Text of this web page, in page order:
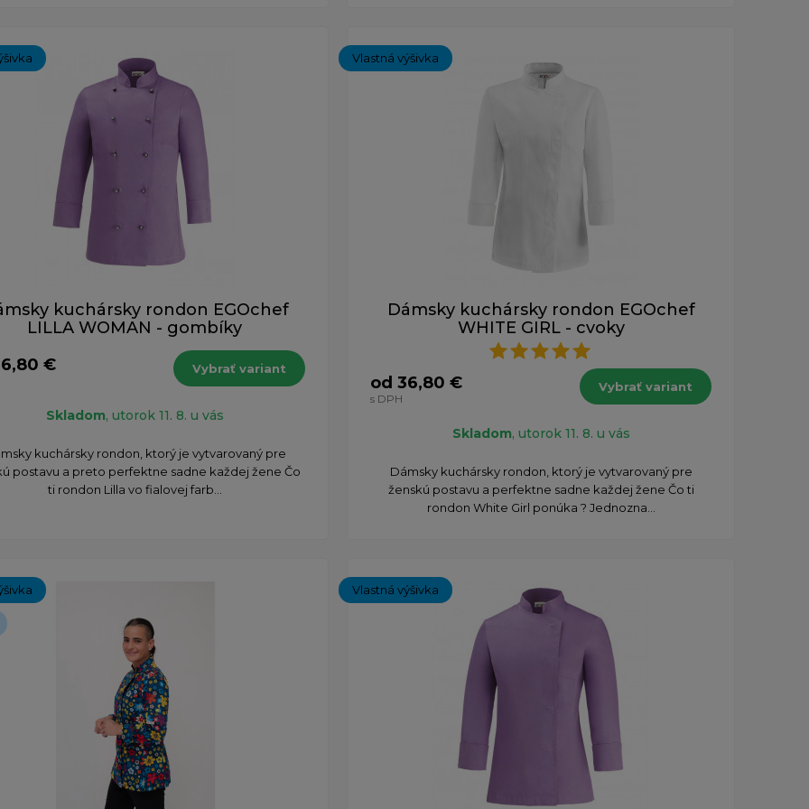
kuchársky rondon EGOchef
LILLA WOMAN - gombíky
€
Vybrať variant
Skladom, utorok 11. 8. u vás
kuchársky rondon, ktorý je vytvarovaný pre
postavu a preto perfektne sadne každej žene Čo
ti rondon Lilla vo fialovej farb...
Vlastná výšivka
Dámsky kuchársky rondon EGOchef
WHITE GIRL - cvoky
od 36,80 €
s DPH
Vybrať variant
Skladom, utorok 11. 8. u vás
Dámsky kuchársky rondon, ktorý je vytvarovaný pre
ženskú postavu a perfektne sadne každej žene Čo ti
rondon White Girl ponúka ? Jednozna...
Vlastná výšivka